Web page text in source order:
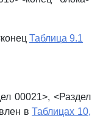
Таблица 9.1
00021>, <Раздел
вТаблицах 10,